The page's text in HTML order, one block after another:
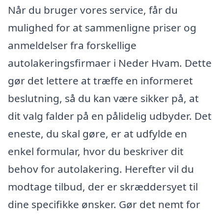
Når du bruger vores service, får du
mulighed for at sammenligne priser og
anmeldelser fra forskellige
autolakeringsfirmaer i Neder Hvam. Dette
gør det lettere at træffe en informeret
beslutning, så du kan være sikker på, at
dit valg falder på en pålidelig udbyder. Det
eneste, du skal gøre, er at udfylde en
enkel formular, hvor du beskriver dit
behov for autolakering. Herefter vil du
modtage tilbud, der er skræddersyet til
dine specifikke ønsker. Gør det nemt for